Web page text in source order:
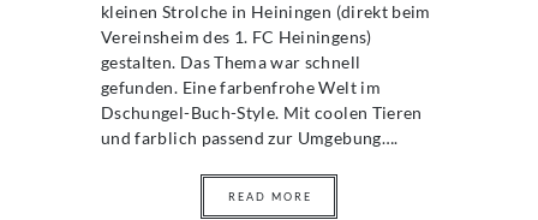
kleinen Strolche in Heiningen (direkt beim
Vereinsheim des 1. FC Heiningens)
gestalten. Das Thema war schnell
gefunden. Eine farbenfrohe Welt im
Dschungel-Buch-Style. Mit coolen Tieren
und farblich passend zur Umgebung….
READ MORE